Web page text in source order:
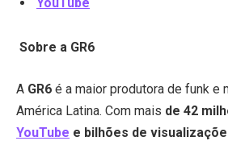
Sobre a GR6
A GR6 é a maior produtora de funk e
América Latina. Com mais de 42
YouTube e bilhões de